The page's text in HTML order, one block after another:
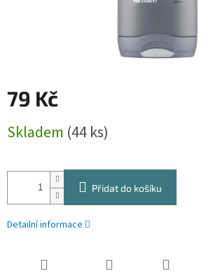
79 Kč
cena:
Skladem (44 ks)
Přidat do košíku
Detailní informace